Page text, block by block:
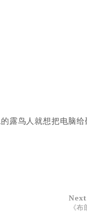
露鸟人就想把电脑
《